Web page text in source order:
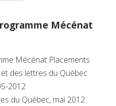
Mécénat
Mécénat Placements
des lettres du Québec
2012
du Québec, mai 2012